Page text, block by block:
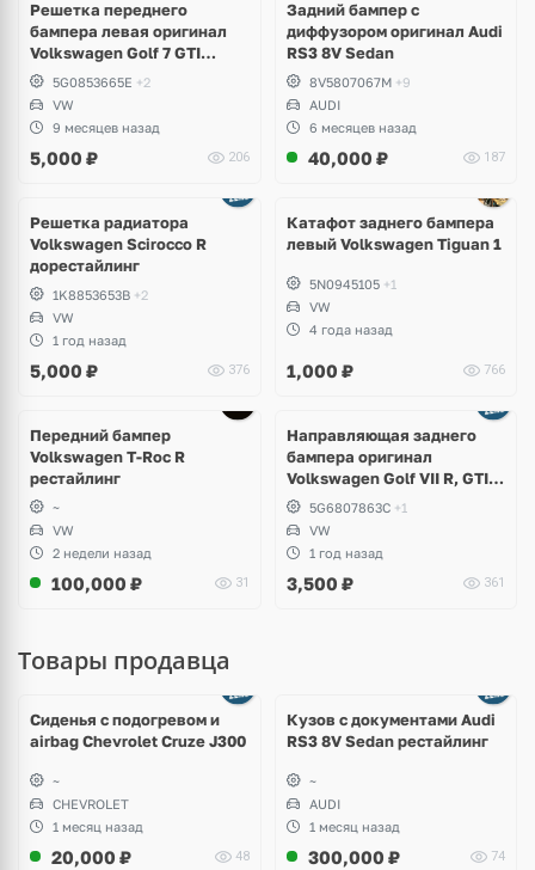
Решетка переднего
бампера левая оригинал
Volkswagen Golf 7 GTI
дорест
5G0853665E +2
VW
9 месяцев назад
5,000 ₽ 206
Задний бампер с
диффузором оригинал Audi
RS3 8V Sedan
8V5807067M +9
AUDI
6 месяцев назад
40,000 ₽ 187
Решетка радиатора
Volkswagen Scirocco R
дорестайлинг
1K8853653B +2
VW
1 год назад
5,000 ₽ 376
Катафот заднего бампера
левый Volkswagen Tiguan 1
5N0945105 +1
VW
4 года назад
1,000 ₽ 766
Передний бампер
Volkswagen T-Roc R
рестайлинг
~
VW
2 недели назад
100,000 ₽ 31
Направляющая заднего
бампера оригинал
Volkswagen Golf VII R, GTI,
e-Golf5G6807863C +1
VW
1 год назад
3,500 ₽ 361
Товары продавца
Сиденья с подогревом и
airbag Chevrolet Cruze J300
~
CHEVROLET
1 месяц назад
20,000 ₽ 48
Кузов с документами Audi
RS3 8V Sedan рестайлинг
~
AUDI
1 месяц назад
300,000 ₽ 74